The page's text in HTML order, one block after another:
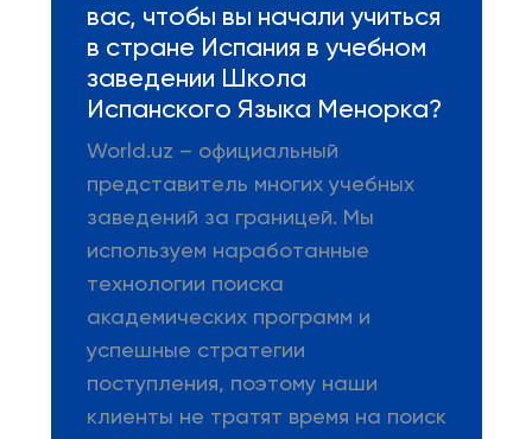
вас, чтобы вы начали учиться
в стране Испания в учебном
заведении Школа
Испанского Языка Менорка?
World.uz – официальный
представитель многих учебных
заведений за границей. Мы
используем наработанные
технологии поиска
академических программ и
успешные стратегии
поступления, поэтому наши
клиенты не тратят время на поиск